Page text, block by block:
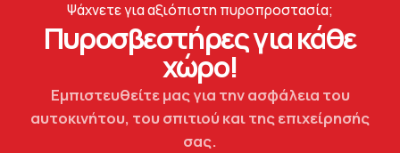
Ψάχνετε για αξιόπιστη πυροπροστασία;
Πυροσβεστήρες για κάθε
χώρο!
Εμπιστευθείτε μας για την ασφάλεια του
αυτοκινήτου, του σπιτιού και της επιχείρησής
σας.